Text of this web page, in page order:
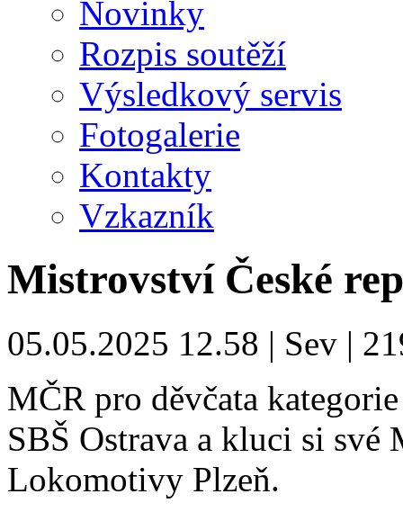
Novinky
Rozpis soutěží
Výsledkový servis
Fotogalerie
Kontakty
Vzkazník
Mistrovství České
05.05.2025 12.58 | Sev |
MČR pro děvčata
SBŠ Ostrava a kluci si
Lokomotivy Plzeň.